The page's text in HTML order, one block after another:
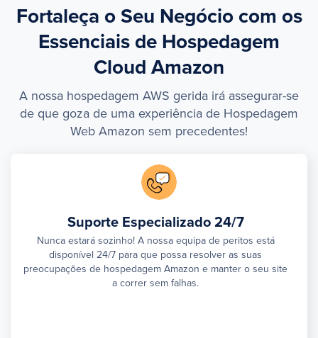
Fortaleça o Seu Negócio com os
Essenciais de Hospedagem
Cloud Amazon
A nossa hospedagem AWS gerida irá assegurar-se
de que goza de uma experiência de Hospedagem
Web Amazon sem precedentes!
Suporte Especializado 24/7
Nunca estará sozinho! A nossa equipa de peritos está
disponível 24/7 para que possa resolver as suas
preocupações de hospedagem Amazon e manter o seu site
a correr sem falhas.